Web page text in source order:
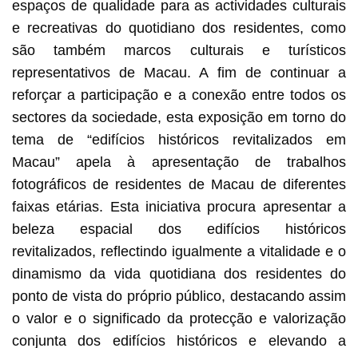
espaços de qualidade para as actividades culturais
e recreativas do quotidiano dos residentes, como
são também marcos culturais e turísticos
representativos de Macau. A fim de continuar a
reforçar a participação e a conexão entre todos os
sectores da sociedade, esta exposição em torno do
tema de “edifícios históricos revitalizados em
Macau” apela à apresentação de trabalhos
fotográficos de residentes de Macau de diferentes
faixas etárias. Esta iniciativa procura apresentar a
beleza espacial dos edifícios históricos
revitalizados, reflectindo igualmente a vitalidade e o
dinamismo da vida quotidiana dos residentes do
ponto de vista do próprio público, destacando assim
o valor e o significado da protecção e valorização
conjunta dos edifícios históricos e elevando a